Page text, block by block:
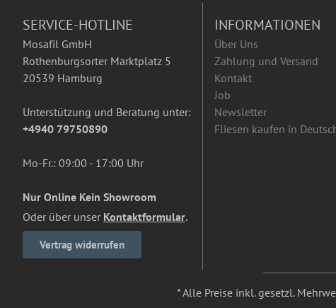
SERVICE-HOTLINE
Mosafil GmbH
Rothenburgsorter Marktplatz 5
20539 Hamburg
Unterstützung und Beratung unter:
+4940 79750890
Mo-Fr.: 09:00 - 17:00 Uhr
Nur Online Kein Showroom
Oder über unser Kontaktformular.
Vertrag widerrufen
INFORMATIONEN
Über Uns
Zahlung und Versand
Kontakt
Job
Newsletter
Fliesen kaufen in
* Alle Preise inkl. gesetzl.